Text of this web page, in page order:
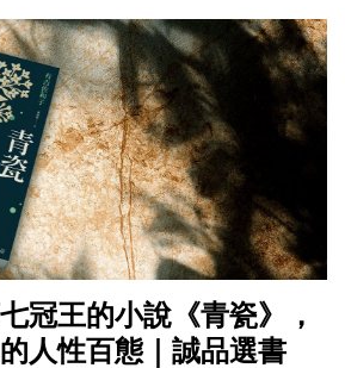
冠王的小說《青瓷》，
人性百態｜誠品選書